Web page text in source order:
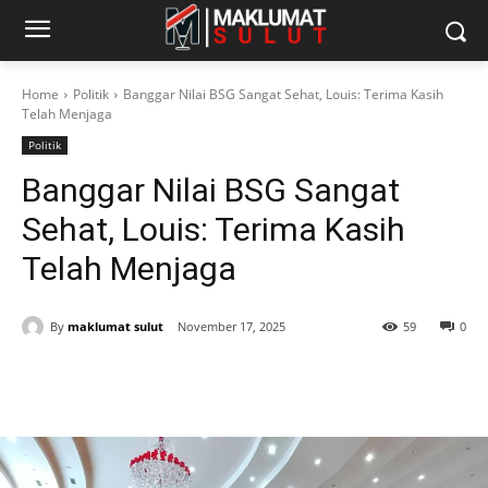
Home Politik
Banggar Nilai BSG Sangat Sehat, Louis: Terima Kasih
Telah Menjaga
Politik
Banggar Nilai BSG Sangat
Sehat, Louis: Terima Kasih
Telah Menjaga
By maklumat sulut November 17, 2025 0
59